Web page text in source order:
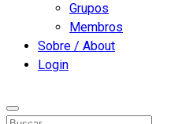
Grupos
Membros
Sobre / About
Login